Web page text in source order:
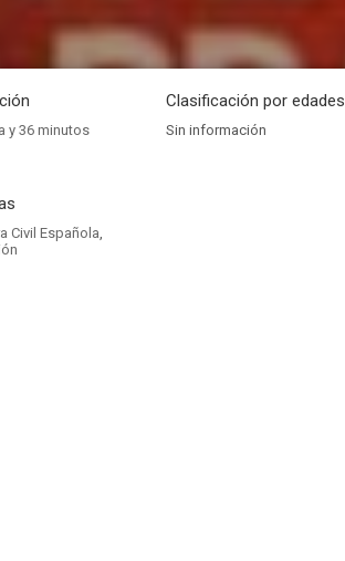
y 36 minutos
Clasificación por edades
Sin información
Civil Española,